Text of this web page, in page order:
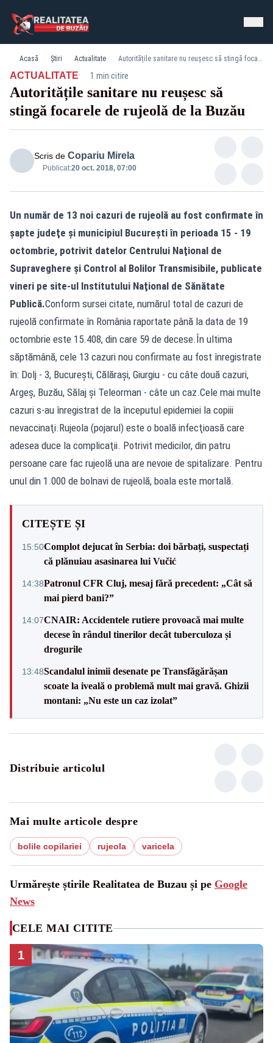
Acasă Știri Actualitate Autoritățile sanitare nu reușesc să stingă focarele de rujeolă de la Buzău
ACTUALITATE· 1 min citire
Autoritățile sanitare nu reușesc să
stingă focarele de rujeolă de la Buzău
Scris de Copariu Mirela
Publicat:20 oct. 2018, 07:00
Un număr de 13 noi cazuri de rujeolă au fost confirmate în
şapte judeţe şi municipiul Bucureşti în perioada 15 - 19
octombrie, potrivit datelor Centrului Naţional de
Supraveghere şi Control al Bolilor Transmisibile, publicate
vineri pe site-ul Institutului Naţional de Sănătate
Publică.Conform sursei citate, numărul total de cazuri de
rujeolă confirmate în România raportate până la data de 19
octombrie este 15.408, din care 59 de decese.În ultima
săptămână, cele 13 cazuri nou confirmate au fost înregistrate
în: Dolj - 3, Bucureşti, Călăraşi, Giurgiu - cu câte două cazuri,
Argeş, Buzău, Sălaj şi Teleorman - câte un caz.Cele mai multe
cazuri s-au înregistrat de la începutul epidemiei la copiii
nevaccinaţi.Rujeola (pojarul) este o boală infecţioasă care
adesea duce la complicaţii. Potrivit medicilor, din patru
persoane care fac rujeolă una are nevoie de spitalizare. Pentru
unul din 1.000 de bolnavi de rujeolă, boala este mortală.
CITEȘTE ȘI
15:50Complot dejucat în Serbia: doi bărbați, suspectați
că plănuiau asasinarea lui Vučić
14:38Patronul CFR Cluj, mesaj fără precedent: „Cât să
mai pierd bani?”
14:07CNAIR: Accidentele rutiere provoacă mai multe
decese în rândul tinerilor decât tuberculoza și
drogurile
13:48Scandalul inimii desenate pe Transfăgărășan
scoate la iveală o problemă mult mai gravă. Ghizii
montani: „Nu este un caz izolat”
Distribuie articolul
Mai multe articole despre
bolile copilariei rujeola varicela
Urmărește știrile Realitatea de Buzau și pe Google
News
CELE MAI CITITE
1